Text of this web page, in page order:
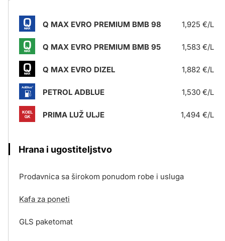
Q MAX EVRO PREMIUM BMB 98 1,925 €/L
Q MAX EVRO PREMIUM BMB 95 1,583 €/L
Q MAX EVRO DIZEL 1,882 €/L
PETROL ADBLUE 1,530 €/L
PRIMA LUŽ ULJE 1,494 €/L
Hrana i ugostiteljstvo
Prodavnica sa širokom ponudom robe i usluga
Kafa za poneti
GLS paketomat